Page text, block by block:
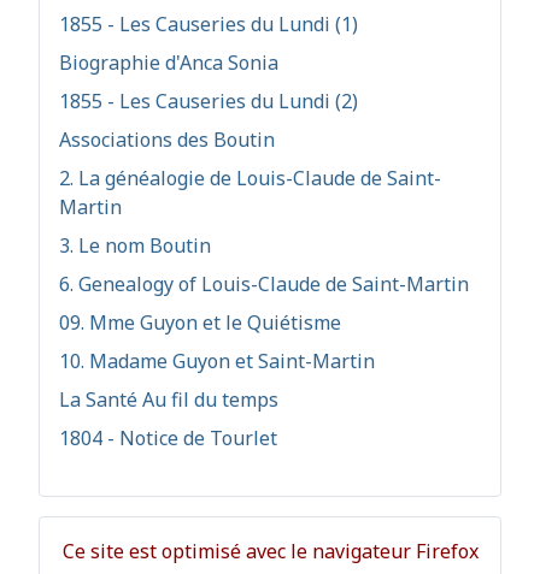
1855 - Les Causeries du Lundi (1)
Biographie d'Anca Sonia
1855 - Les Causeries du Lundi (2)
Associations des Boutin
2. La généalogie de Louis-Claude de Saint-
Martin
3. Le nom Boutin
6. Genealogy of Louis-Claude de Saint-Martin
09. Mme Guyon et le Quiétisme
10. Madame Guyon et Saint-Martin
La Santé Au fil du temps
1804 - Notice de Tourlet
Ce site est optimisé avec le navigateur Firefox